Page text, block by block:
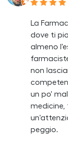
La
dove ti
almeno
non
un po'
medicine,
peggio.